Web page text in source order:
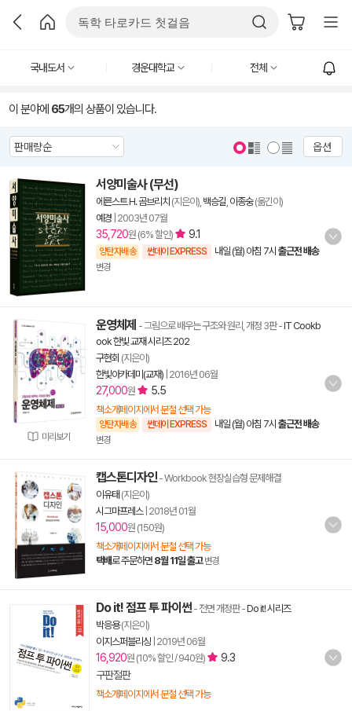
국내도서 경운대학교 전체
이 분야에 65개의 상품이 있습니다.
옵션
서양미술사 (무선)
에른스트 H. 곰브리치 (지은이), 백승길 이종숭(옮긴이)
예경 2003년 07월
35,720원 (6% 할인) 9.1
양탄자배송 썬데이 EXPRESS 내일 (월) 아침 7시 출근전 배송
변경
미리보기
운영체제 - 그림으로 배우는 구조와 원리, 개정 3판-IT Cookb
ook 한빛 교재 시리즈 202
구현회 (지은이)
한빛아카데미(교재) 2016년 06월
27,000원 5.5
책소개페이지에서 분철 선택 가능
양탄자배송 썬데이 EXPRESS 내일 (월) 아침 7시 출근전 배송
변경
캡스톤디자인- Workbook 현장실습형 문제해결
이유태 (지은이)
시그마프레스| 2018년 01월
15,000원 (150원)
책소개페이지에서 분철 선택 가능
택배로 주문하면 8월 11일 출고 변경
Do it! 점프 투 파이썬- 전면 개정판-Do it! 시리즈
박응용(지은이)
이지스퍼블리싱 2019년 06월
16,920원 (10% 할인 / 940원)
9.3
구판절판
책소개페이지에서 분철 선택 가능